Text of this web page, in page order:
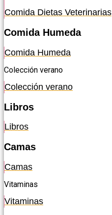
Comida Dietas Veterinarias
Comida Humeda
Comida Humeda
Colección verano
Colección verano
Libros
Libros
Camas
Camas
Vitaminas
Vitaminas